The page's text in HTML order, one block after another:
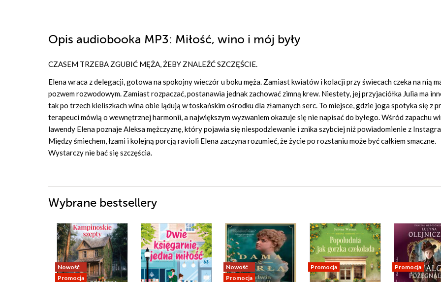
Opis audiobooka MP3: Miłość, wino i mój były
CZASEM TRZEBA ZGUBIĆ MĘŻA, ŻEBY ZNALEŹĆ SZCZĘŚCIE.
Elena wraca z delegacji, gotowa na spokojny wieczór u boku męża. Zamiast kwiatów i kolacji przy świecach czeka na nią
pozwem rozwodowym. Zamiast rozpaczać, postanawia jednak zachować zimną krew. Niestety, jej przyjaciółka Julia ma
tak po trzech kieliszkach wina obie lądują w toskańskim ośrodku dla złamanych serc. To miejsce, gdzie joga spotyka się z
terapeuci mówią o wewnętrznej harmonii, a największym wyzwaniem okazuje się nie napisać do byłego. Wśród zapachu
lawendy Elena poznaje Aleksa mężczyznę, który pojawia się niespodziewanie i znika szybciej niż powiadomienie z
Między śmiechem, łzami i kolejną porcją ravioli Elena zaczyna rozumieć, że życie po rozstaniu może być całkiem smaczne.
Wystarczy nie bać się szczęścia.
Wybrane bestsellery
Nowość
Promocja
Nowość
Promocja
Promocja Promocja